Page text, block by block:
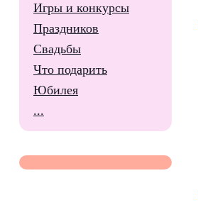
Игры и конкурсы
Праздников
Свадьбы
Что подарить
Юбилея
...